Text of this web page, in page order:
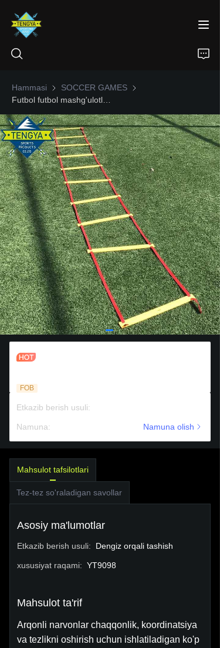
Hammasi SOCCER GAMES SOCCER GAMES
FOB
Etkazib berish usuli:
Namuna: Namuna olish
Mahsulot tafsilotlari
Tez-tez so'raladigan savollar
Asosiy ma'lumotlar
Etkazib berish usuli: Dengiz orqali tashish
xususiyat raqami: YT9098
Mahsulot ta'rif
Arqonli narvonlar chaqqonlik, koordinatsiya
va tezlikni oshirish uchun ishlatiladigan ko'p
BOSH SAHIFA
MAHSULOTLAR
BIZ HAQIMIZDA
ЯНГИЛИКЛАР
ALOQA